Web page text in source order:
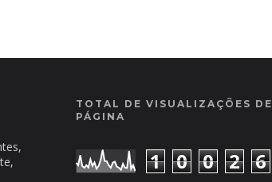
TOTAL DE VISUALIZAÇÕES DE
PÁGINA
1 0 0 2 6